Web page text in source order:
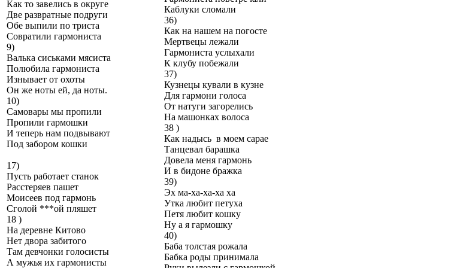
Как то завелись в округе
Две развратные подруги
Обе выпили по триста
Совратили гармониста
9)
Валька сиськами мясиста
Полюбила гармониста
Изнывает от охоты
Он же ноты ей, да ноты.
10)
Самовары мы пропили
Пропили гармошки
И теперь нам подвывают
Под забором кошки
17)
Пусть работает станок
Расстеряев пашет
Моисеев под гармонь
Сголой ***ой пляшет
18 )
На деревне Китово
Нет двора забитого
Там девчонки голосисты
А мужья их гармонисты
Каблуки сломали
36)
Как на нашем на погосте
Мертвецы лежали
Гармониста услыхали
К клубу побежали
37)
Кузнецы кували в кузне
Для гармони голоса
От натуги загорелись
На машонках волоса
38 )
Как надысь в моем сарае
Танцевал барашка
Довела меня гармонь
И в бидоне бражка
39)
Эх ма-ха-ха-ха ха
Утка любит петуха
Петя любит кошку
Ну а я гармошку
40)
Баба толстая рожала
Бабка роды принимала